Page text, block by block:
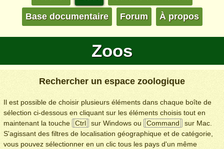
Base documentaire Forum À propos
Zoos
Rechercher un espace zoologique
Il est possible de choisir plusieurs éléments dans chaque boîte de
sélection ci-dessous en cliquant sur les éléments choisis tout en
maintenant la touche
Ctrl sur Windows ou Command
sur Mac.
S'agissant des filtres de localisation géographique et de catégorie,
vous pouvez sélectionner en un clic tous les pays d'un même